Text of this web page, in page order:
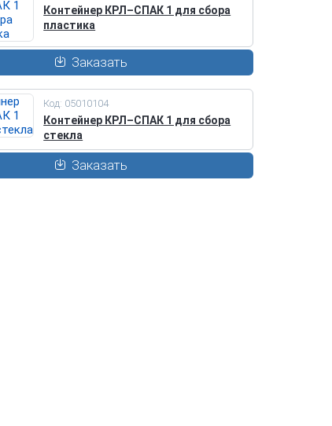
Контейнер КРЛ–СПАК 1 для сбора
пластика
Заказать
Код: 05010104
Контейнер КРЛ–СПАК 1 для сбора
стекла
Заказать